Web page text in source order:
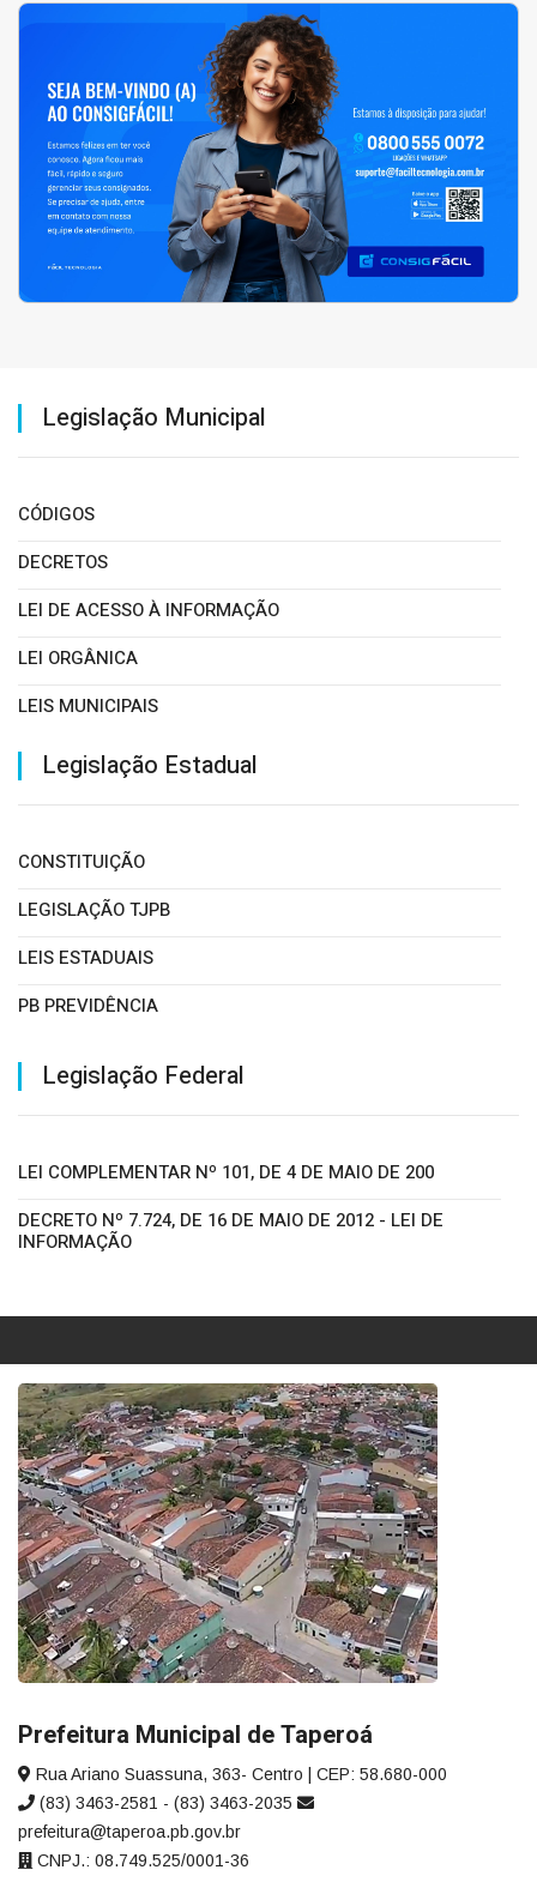
Legislação Municipal
CÓDIGOS
DECRETOS
LEI DE ACESSO À INFORMAÇÃO
LEI ORGÂNICA
LEIS MUNICIPAIS
PORTARIAS
Legislação Estadual
CONSTITUIÇÃO
LEGISLAÇÃO TJPB
LEIS ESTADUAIS
PB PREVIDÊNCIA
Legislação Federal
LEI COMPLEMENTAR Nº 101, DE 4 DE MAIO DE 200
DECRETO Nº 7.724, DE 16 DE MAIO DE 2012 - LEI DE
INFORMAÇÃO
Prefeitura Municipal de Taperoá
Rua Ariano Suassuna, 363- Centro | CEP: 58.680-000
(83) 3463-2581 - (83) 3463-2035
prefeitura@taperoa.pb.gov.br
CNPJ.: 08.749.525/0001-36